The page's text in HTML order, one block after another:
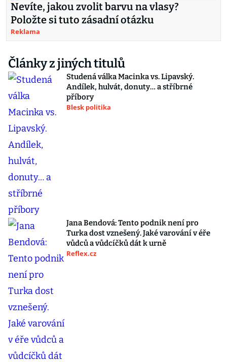
Nevíte, jakou zvolit barvu na vlasy?
Položte si tuto zásadní otázku
Reklama
Články z jiných titulů
Studená válka Macinka vs. Lipavský.
Andílek, hulvát, donuty… a stříbrné
příbory
Blesk politika
Jana Bendová: Tento podnik není pro
Turka dost vznešený. Jaké varování v éře
vůdců a vůdcíčků dát k urně
Reflex.cz